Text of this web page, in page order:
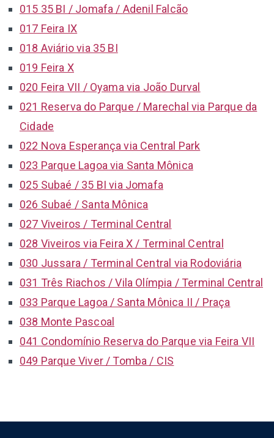
015 35 BI / Jomafa / Adenil Falcão
017 Feira IX
018 Aviário via 35 BI
019 Feira X
020 Feira VII / Oyama via João Durval
021 Reserva do Parque / Marechal via Parque da
Cidade
022 Nova Esperança via Central Park
023 Parque Lagoa via Santa Mônica
025 Subaé / 35 BI via Jomafa
026 Subaé / Santa Mônica
027 Viveiros / Terminal Central
028 Viveiros via Feira X / Terminal Central
030 Jussara / Terminal Central via Rodoviária
031 Três Riachos / Vila Olímpia / Terminal Central
033 Parque Lagoa / Santa Mônica II / Praça
038 Monte Pascoal
041 Condomínio Reserva do Parque via Feira VII
049 Parque Viver / Tomba / CIS